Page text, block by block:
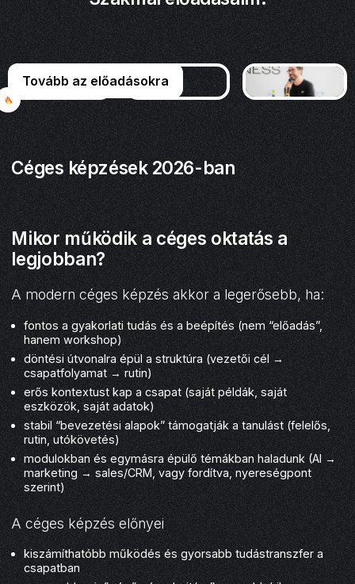
Tovább az előadásokra
Céges képzések 2026-ban
Mikor működik a céges oktatás a
legjobban?
A modern céges képzés akkor a legerősebb, ha:
fontos a gyakorlati tudás és a beépítés (nem “előadás”,
hanem workshop)
döntési útvonalra épül a struktúra (vezetői cél →
csapatfolyamat → rutin)
erős kontextust kap a csapat (saját példák, saját
eszközök, saját adatok)
stabil “bevezetési alapok” támogatják a tanulást (felelős,
rutin, utókövetés)
modulokban és egymásra épülő témákban haladunk (AI →
marketing → sales/CRM, vagy fordítva, nyereségpont
szerint)
A céges képzés előnyei
kiszámíthatóbb működés és gyorsabb tudástranszfer a
csapatban